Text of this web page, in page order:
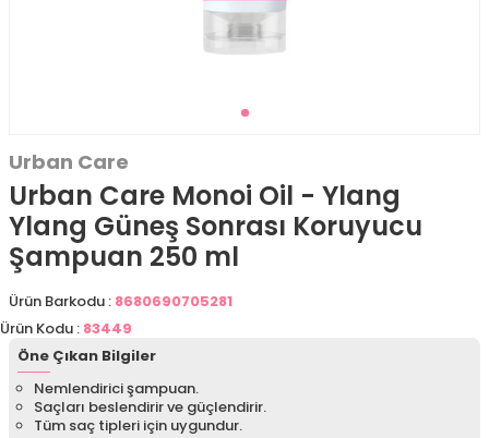
Urban Care
Urban Care Monoi Oil - Ylang
Ylang Güneş Sonrası Koruyucu
Şampuan 250 ml
Ürün Barkodu : 8680690705281
Ürün Kodu : 83449
Öne Çıkan Bilgiler
Nemlendirici şampuan.
Saçları beslendirir ve güçlendirir.
Tüm saç tipleri için uygundur.